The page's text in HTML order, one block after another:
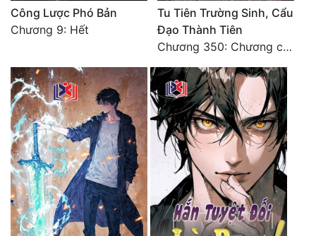
Tiên Hiệp
Trinh Thám
Triều Đấu
Trùng Sinh
Trọng Sinh
Tu Chân
Tu Tiên
Công Lược Phó Bản
Chương 9: Hết
Tu Tiên Trường Sinh, Cẩu
Đạo Thành Tiên
Chương 350: Chương cuối